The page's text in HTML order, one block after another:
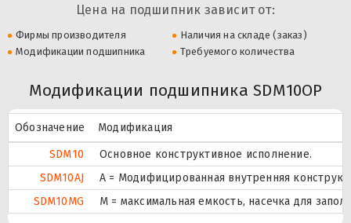
Цена на подшипник зависит от:
Фирмы производителя
Наличия на складе (заказ)
Модификации подшипника
Требуемого количества
Модификации подшипника SDM10OP
Обозначение
Модификация
SDM10
Основное конструктивное исполнение.
SDM10AJ
A = Модифицированная внутренняя
SDM10MG
M = максимальная емкость, насечка для